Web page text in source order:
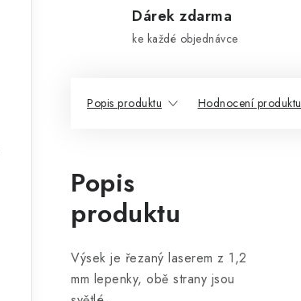
Dárek zdarma
ke každé objednávce
Popis produktu Hodnocení produktu
Popis
produktu
Výsek je řezaný laserem z 1,2
mm lepenky, obě strany jsou